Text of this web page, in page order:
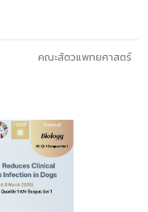
คณะสัตวแพทยศาสตร์